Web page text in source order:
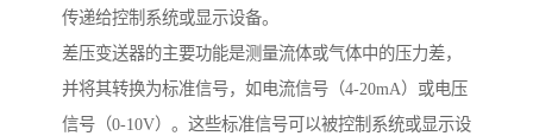
传递给控制系统或显示设备。
差压变送器的主要功能是测量流体或气体中的压力差，
并将其转换为标准信号，如电流信号（4-20mA）或电压
信号（0-10V）。这些标准信号可以被控制系统或显示设